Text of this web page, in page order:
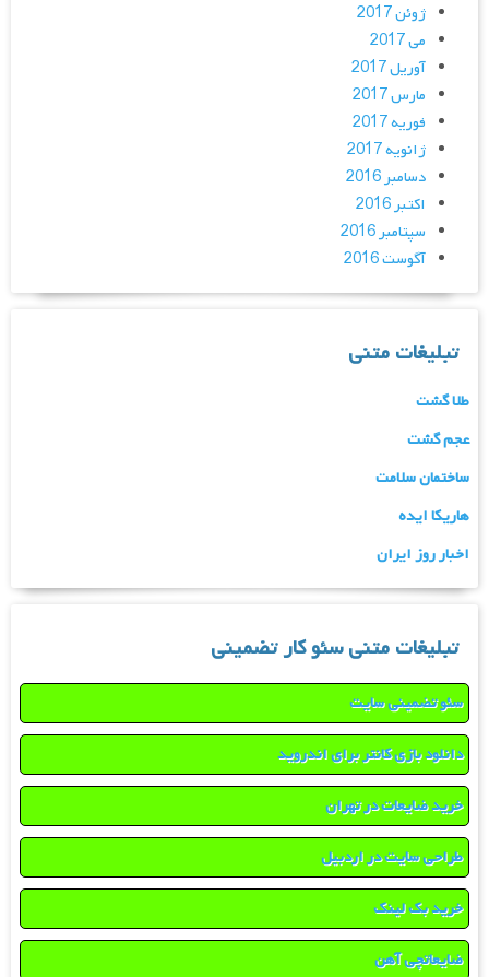
ژوئن 2017
می 2017
آوریل 2017
مارس 2017
فوریه 2017
ژانویه 2017
دسامبر 2016
اکتبر 2016
سپتامبر 2016
آگوست 2016
تبلیغات متنی
طلا گشت
عجم گشت
ساختمان سلامت
هاریکا ایده
اخبار روز ایران
تبلیغات متنی سئو کار تضمینی
سئو تضمینی سایت
دانلود بازی کانتر برای اندروید
خرید ضایعات در تهران
طراحی سایت در اردبیل
خرید بک لینک
ضایعاتچی آهن